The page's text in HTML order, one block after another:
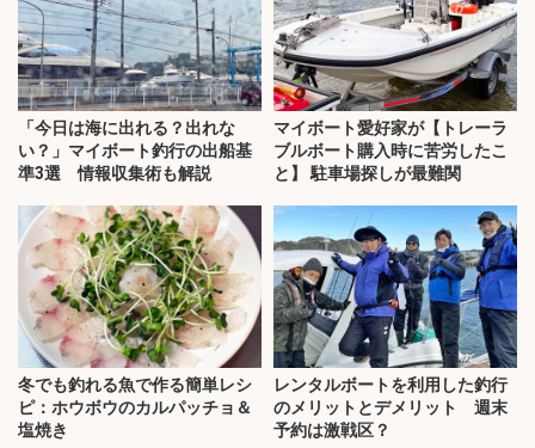
「今日は海に出れる？出れな
い？」マイボート釣行の出船基
準3選 情報収集術も解説
マイボート愛好家が【トレーラ
ブルボート購入時に苦労したこ
と】 駐車場探しが最難関
冬でも釣れる魚で作る簡単レシ
ピ：ホウボウのカルパッチョ＆
塩焼き
レンタルボートを利用した釣行
のメリットとデメリット 週末
予約は激戦区？